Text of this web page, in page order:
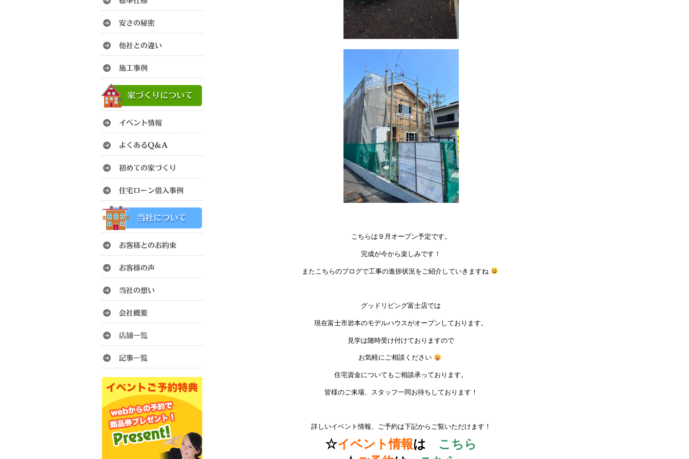
こちらは９月オープン予定です。
完成が今から楽しみです！
またこちらのブログで工事の進捗状況をご紹介していきますね
グッドリビング富士店では
現在富士市岩本のモデルハウスがオープンしております。
見学は随時受け付けておりますので
お気軽にご相談ください
住宅資金についてもご相談承っております。
皆様のご来場、スタッフ一同お待ちしております！
詳しいイベント情報、ご予約は下記からご覧いただけます！
☆イベント情報は こちら